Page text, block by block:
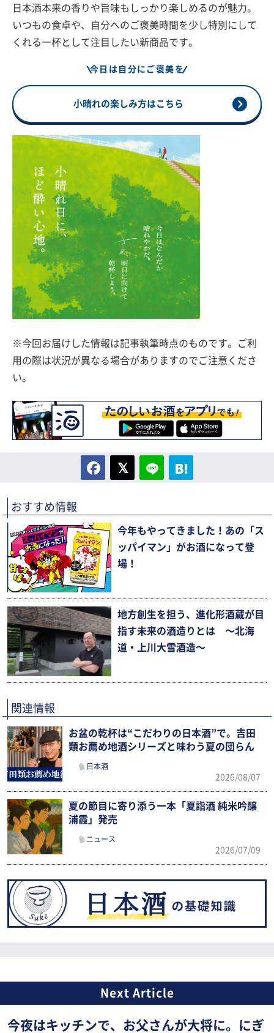
日本酒本来の香りや旨味もしっかり楽しめるのが魅力。
いつもの食卓や、自分へのご褒美時間を少し特別にして
くれる一杯として注目したい新商品です。
今日は自分にご褒美を
小晴れの楽しみ方はこちら
※今回お届けした情報は記事執筆時点のものです。ご利
用の際は状況が異なる場合がありますのでご注意くださ
い。
おすすめ情報
今年もやってきました！あの「ス
ッパイマン」がお酒になって登
場！
地方創生を担う、進化形酒蔵が目
指す未来の酒造りとは 〜北海
道・上川大雪酒造〜
関連情報
お盆の乾杯は“こだわりの日本酒”で。吉田
類お薦め地酒シリーズと味わう夏の団らん
日本酒
2026/08/07
夏の節目に寄り添う一本「夏詣酒 純米吟醸
浦霞」発売
ニュース
2026/07/09
今夜はキッチンで、お父さんが大将に。にぎ